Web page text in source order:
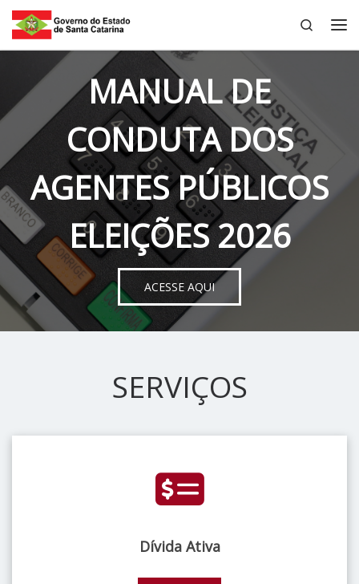
Skip to content
Search
MANUAL DE
CONDUTA DOS
AGENTES PÚBLICOS
ELEIÇÕES 2026
ACESSE AQUI
SERVIÇOS
Dívida Ativa